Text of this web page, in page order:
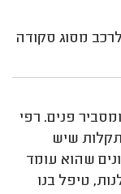
מסוג סקודה
פנים. רפי
שיש
שהוא עומד
טיפל בנו